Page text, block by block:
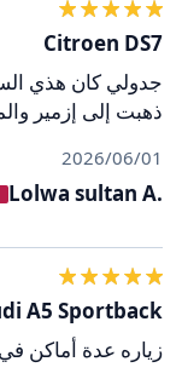
01‏/06‏/2026
Lolwa sultan A.
Citroen DS7
ذهبت إلى إزمير
A5 Sportback
زياره عدة أماكن